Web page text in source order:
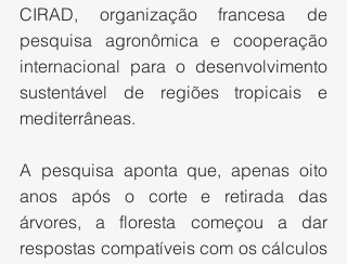
CIRAD, organização francesa de
pesquisa agronômica e cooperação
internacional para o desenvolvimento
sustentável de regiões tropicais e
mediterrâneas.
A pesquisa aponta que, apenas oito
anos após o corte e retirada das
árvores, a floresta começou a dar
respostas compatíveis com os cálculos